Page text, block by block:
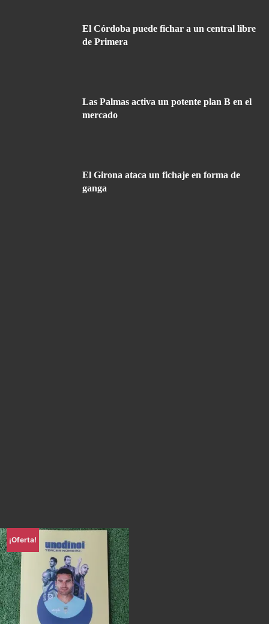
El Córdoba puede fichar a un central libre
de Primera
Las Palmas activa un potente plan B en el
mercado
El Girona ataca un fichaje en forma de
ganga
¡Oferta!